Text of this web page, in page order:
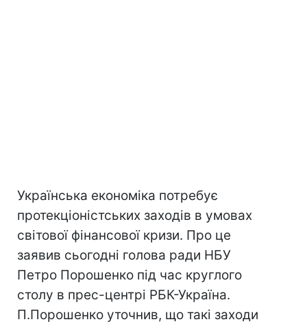
Українська економіка потребує
протекціоністських заходів в умовах
світової фінансової кризи. Про це
заявив сьогодні голова ради НБУ
Петро Порошенко під час круглого
столу в прес-центрі РБК-Україна.
П.Порошенко уточнив, що такі заходи